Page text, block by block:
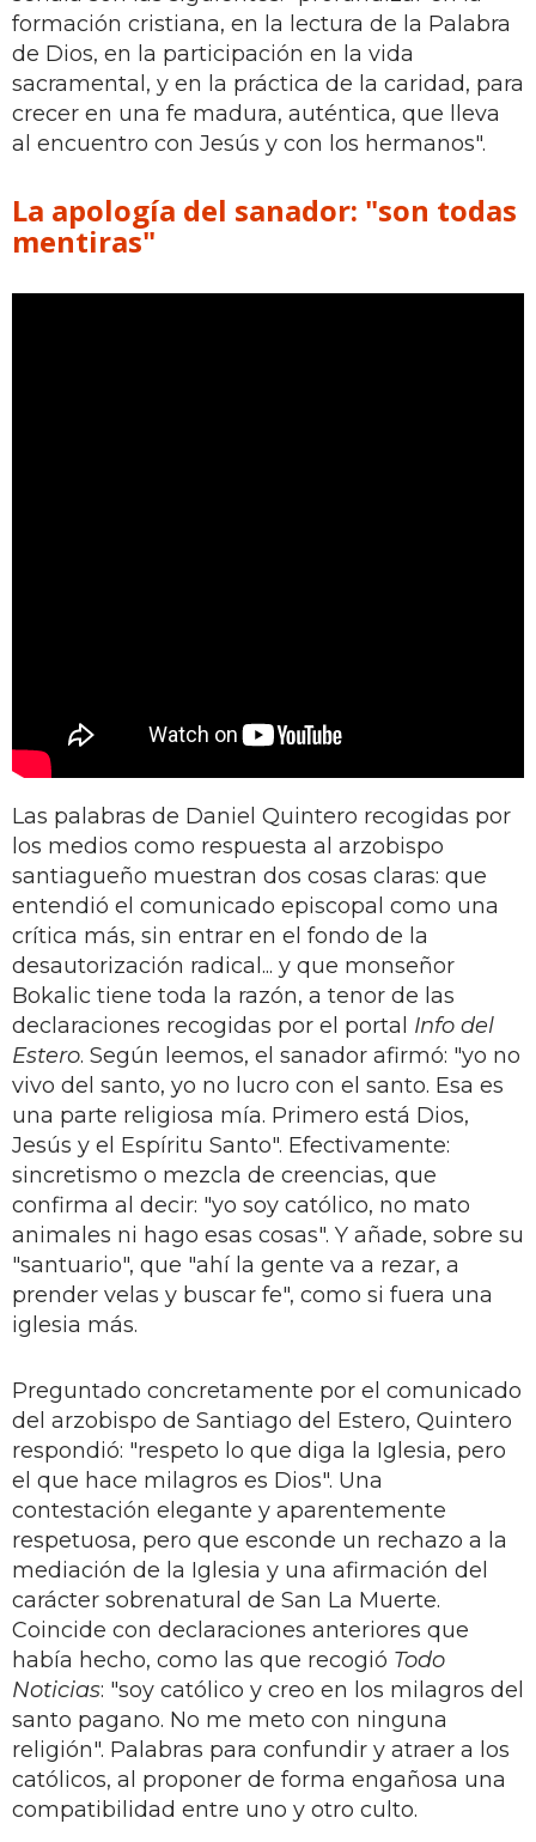
formación cristiana, en la lectura de la Palabra
de Dios, en la participación en la vida
sacramental, y en la práctica de la caridad, para
crecer en una fe madura, auténtica, que lleva
al encuentro con Jesús y con los hermanos".
La apología del sanador: "son todas
mentiras"
Las palabras de Daniel Quintero recogidas por
los medios como respuesta al arzobispo
santiagueño muestran dos cosas claras: que
entendió el comunicado episcopal como una
crítica más, sin entrar en el fondo de la
desautorización radical... y que monseñor
Bokalic tiene toda la razón, a tenor de las
declaraciones recogidas por el portal Info del
Estero. Según leemos, el sanador afirmó: "yo no
vivo del santo, yo no lucro con el santo. Esa es
una parte religiosa mía. Primero está Dios,
Jesús y el Espíritu Santo". Efectivamente:
sincretismo o mezcla de creencias, que
confirma al decir: "yo soy católico, no mato
animales ni hago esas cosas". Y añade, sobre su
"santuario", que "ahí la gente va a rezar, a
prender velas y buscar fe", como si fuera una
iglesia más.
Preguntado concretamente por el comunicado
del arzobispo de Santiago del Estero, Quintero
respondió: "respeto lo que diga la Iglesia, pero
el que hace milagros es Dios". Una
contestación elegante y aparentemente
respetuosa, pero que esconde un rechazo a la
mediación de la Iglesia y una afirmación del
carácter sobrenatural de San La Muerte.
Coincide con declaraciones anteriores que
había hecho, como las que recogió Todo
Noticias: "soy católico y creo en los milagros del
santo pagano. No me meto con ninguna
religión". Palabras para confundir y atraer a los
católicos, al proponer de forma engañosa una
compatibilidad entre uno y otro culto.